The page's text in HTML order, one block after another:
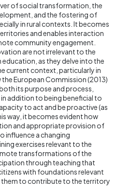
of social transformation, the
and the fostering of
in rural contexts. It becomes
and enables interaction
community engagement.
are not irrelevant to the
as they delve into the
current context, particularly in
European Commission (2013)
its purpose and process,
addition to being beneficial to
to act and be proactive (as
way, it becomes evident how
and appropriate provision of
influence a changing
exercises relevant to the
transformations of the
through teaching that
with foundations relevant
them to contribute to the territory